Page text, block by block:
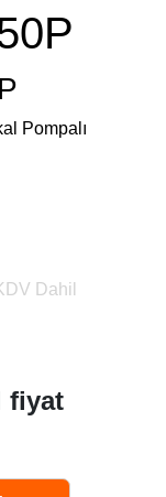
Pompalı
Dahil
fiyat